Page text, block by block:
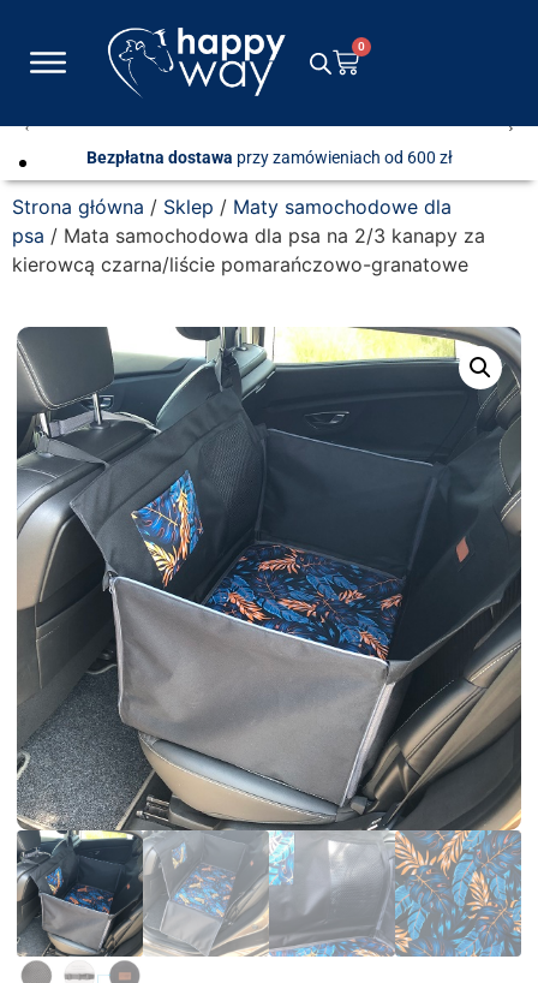
0
Bezpłatna dostawa przy zamówieniach od 600 zł
Strona główna / Sklep / Maty samochodowe dla
psa / Mata samochodowa dla psa na 2/3 kanapy za
kierowcą czarna/liście pomarańczowo-granatowe